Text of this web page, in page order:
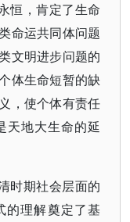
恒，肯定了生命
命运共同体问题
文明进步问题的
体生命短暂的缺
，使个体有责任
天地大生命的延
时期社会层面的
的理解奠定了基